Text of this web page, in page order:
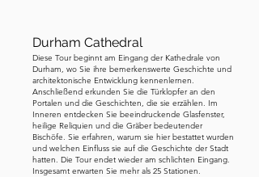
durch Nordengland und ließen sich nie
lange nieder. Das ist es, was diese
Skulptur darstellt – ein paar Mönche,
die ihre kostbare Fracht durch Regen
und Gefahr tragen, auf der Suche nach
einem sicheren Ort zum Ausruhen. Wie
kamen sie hierher? Diese Geschichte
Durham Cathedral
Diese Tour beginnt am Eingang der Kathedrale von
Durham, wo Sie ihre bemerkenswerte Geschichte und
architektonische Entwicklung kennenlernen.
Anschließend erkunden Sie die Türklopfer an den
Portalen und die Geschichten, die sie erzählen. Im
Inneren entdecken Sie beeindruckende Glasfenster,
heilige Reliquien und die Gräber bedeutender
Bischöfe. Sie erfahren, warum sie hier bestattet wurden
und welchen Einfluss sie auf die Geschichte der Stadt
hatten. Die Tour endet wieder am schlichten Eingang.
Insgesamt erwarten Sie mehr als 25 Stationen.